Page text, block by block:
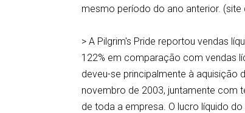
mesmo período do ano anterior.
> A Pilgrim's Pride reportou vendas
122% em comparação com vendas
deveu-se principalmente à aquisição
novembro de 2003, juntamente com
de toda a empresa. O lucro líquido